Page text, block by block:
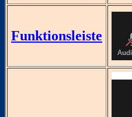
Funktionsleiste